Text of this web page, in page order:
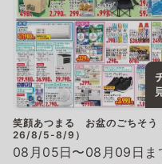
笑顔あつまる お盆のごちそう
26/8/5-8/9）
08月05日〜08月09日ま